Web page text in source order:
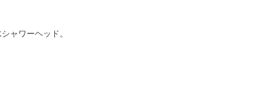
ャワーヘッド。